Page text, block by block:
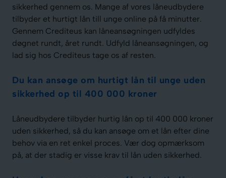
sikkerhed gennem os. Mange af vores låneudbydere
tilbyder et hurtigt lån till unge online på få minutter.
Gennem Crediteus kan låneansøgningen udfyldes
døgnet rundt, året rundt. Udfyld låneansøgningen, og
lad sig hos Crediteus tage os af resten.
Du kan ansøge om hurtigt lån til unge uden
sikkerhed op til 400 000 kroner
Låneudbydere tilbyder hurtig lån op til 400 000 kroner
uden sikkerhed, så du kan ansøge om et lån efter dine
behov via en ret enkel proces. Vær dog opmærksom
på, at der stadig er visse krav til lån uden sikkerhed.